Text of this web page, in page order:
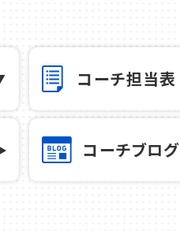
コーチ担当表
コーチブログ